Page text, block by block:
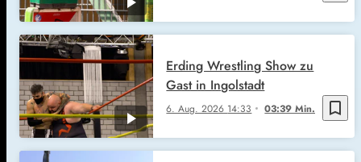
bookmark_border
6. Aug. 2026 14:33 03:39 Min.
Erding Wrestling Show zu
Gast in Ingolstadt